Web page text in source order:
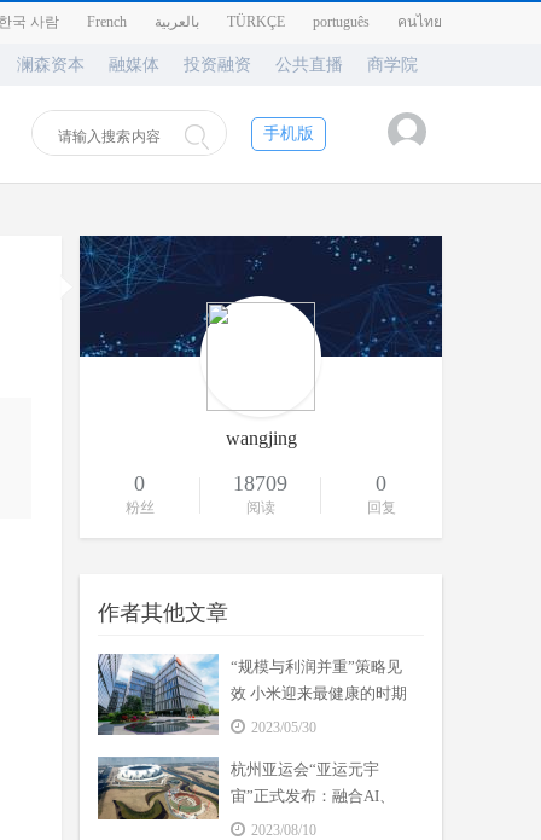
국 사람 French بالعربية TÜRKÇE português คนไทย
澜森资本 融媒体 投资融资 公共直播 商学院
手机版
wangjing
0
粉丝
18709
阅读
0
回复
作者其他文章
“规模与利润并重”策略见
效 小米迎来最健康的时期
2023/05/30
杭州亚运会“亚运元宇
宙”正式发布：融合AI、
VR等数字技术
2023/08/10